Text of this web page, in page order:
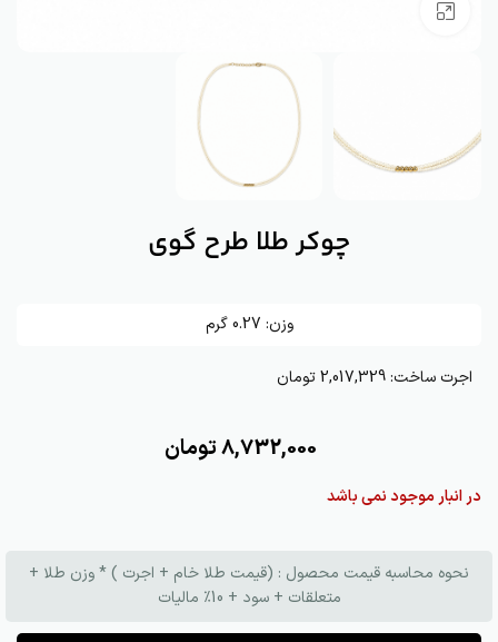
چوکر طلا طرح گوی
وزن: 0.27 گرم
اجرت ساخت:2,017,329 تومان
8,732,000تومان
در انبار موجود نمی باشد
نحوه محاسبه قیمت محصول : (قیمت طلا خام + اجرت ) * وزن طلا +
متعلقات + سود + 10٪ مالیات